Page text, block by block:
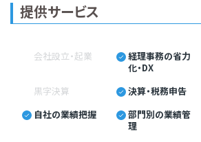
提供サービス
会社設立・起業
経理事務の省力
化・DX
黒字決算 決算・税務申告
自社の業績把握
部門別の業績管
理